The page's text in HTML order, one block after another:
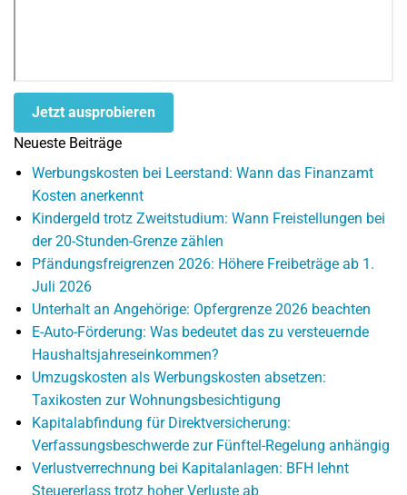
Jetzt ausprobieren
Neueste Beiträge
Werbungskosten bei Leerstand: Wann das Finanzamt
Kosten anerkennt
Kindergeld trotz Zweitstudium: Wann Freistellungen bei
der 20-Stunden-Grenze zählen
Pfändungsfreigrenzen 2026: Höhere Freibeträge ab 1.
Juli 2026
Unterhalt an Angehörige: Opfergrenze 2026 beachten
E-Auto-Förderung: Was bedeutet das zu versteuernde
Haushaltsjahreseinkommen?
Umzugskosten als Werbungskosten absetzen:
Taxikosten zur Wohnungsbesichtigung
Kapitalabfindung für Direktversicherung:
Verfassungsbeschwerde zur Fünftel-Regelung anhängig
Verlustverrechnung bei Kapitalanlagen: BFH lehnt
Steuererlass trotz hoher Verluste ab